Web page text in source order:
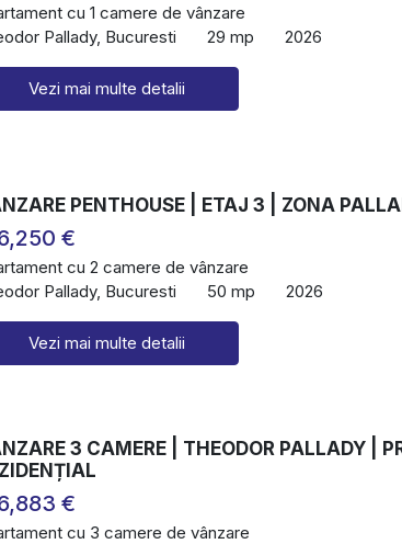
cu 1 camere de vânzare
Pallady, Bucuresti
29 mp 2026
Vezi mai multe detalii
PENTHOUSE | ETAJ 3 | ZONA
€
cu 2 camere de vânzare
Pallady, Bucuresti
50 mp 2026
Vezi mai multe detalii
3 CAMERE | THEODOR PALLADY |
€
cu 3 camere de vânzare